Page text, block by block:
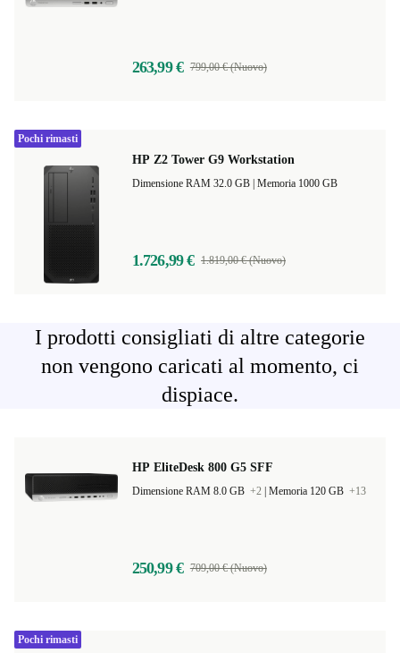
263,99 € 799,00 € (Nuovo)
HP Z2 Tower G9 Workstation
Memoria 1000 GB
1.726,99 € 1.819,00 € (Nuovo)
Pochi rimasti
I prodotti consigliati di altre categorie
non vengono caricati al momento, ci
dispiace.
HP EliteDesk 800 G5 SFF
Dimensione RAM 8.0 GB +2 Memoria 120 GB +13
250,99 € 709,00 € (Nuovo)
Pochi rimasti